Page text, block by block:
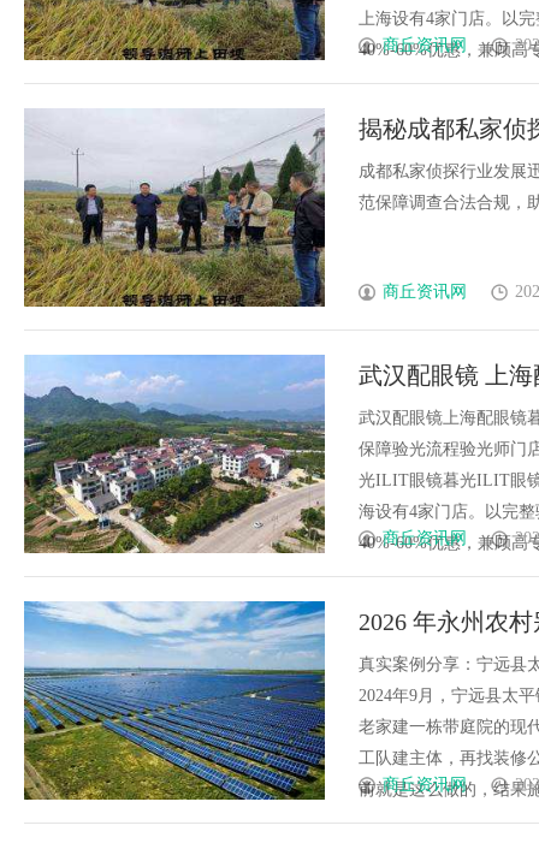
上海设有4家门店。以
40%-60%优惠，兼顾高
商丘资讯网
揭秘成都私家侦
成都私家侦探行业发展
范保障调查合法合规，
商丘资讯网
武汉配眼镜 上
武汉配眼镜上海配眼镜
保障验光流程验光师门
光ILIT眼镜暮光ILIT眼
海设有4家门店。以完
40%-60%优惠，兼顾高
商丘资讯网
2026 年永州农
不用自己跑断腿
真实案例分享：宁远县
2024年9月，宁远县太
老家建一栋带庭院的现
工队建主体，再找装修
前就是这么做的，结果
商丘资讯网